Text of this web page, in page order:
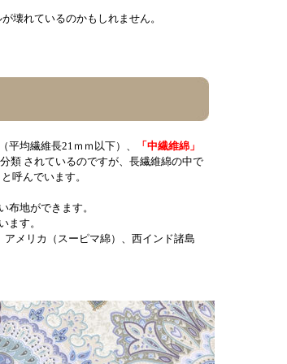
壊れているのかもしれません。
（平均繊維長21ｍｍ以下）、
「中繊維綿」
類 されているのですが、長繊維綿の中で
と呼んでいます。
布地ができます。
ます。
メリカ（スーピマ綿）、西インド諸島